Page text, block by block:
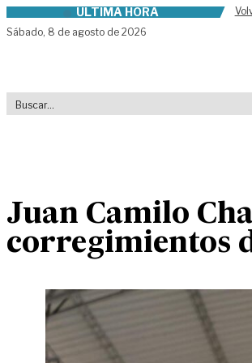
Skip to contentÚLTIMA HORA
Sábado, 8 de agosto de 2026
Juan Camilo
corregimientos